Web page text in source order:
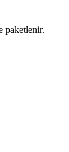
paketlenir.